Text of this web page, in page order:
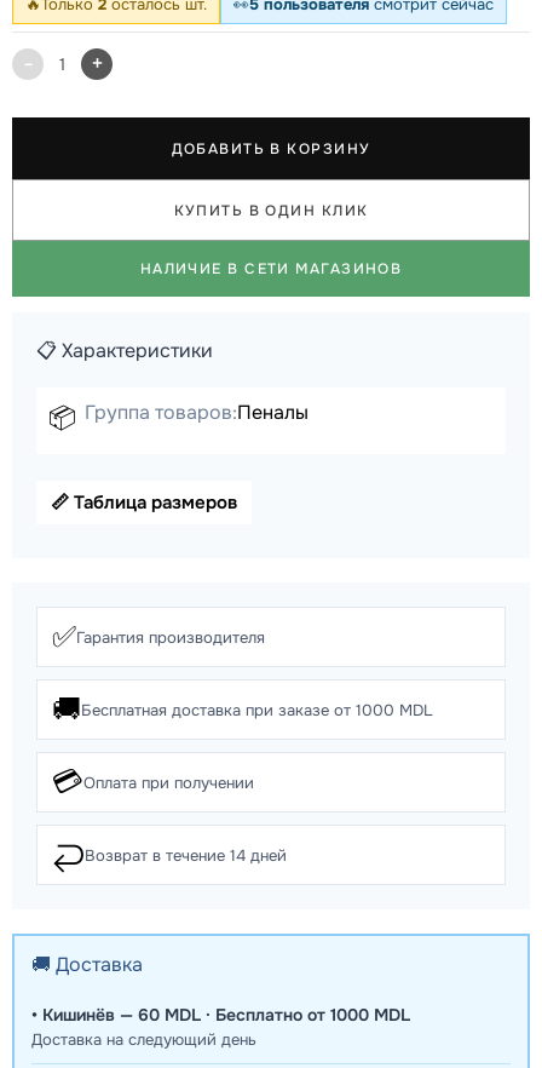
🔥Только 2 осталось шт. 👀5 пользователя смотрит сейчас
- 1 +
ДОБАВИТЬ В КОРЗИНУ
КУПИТЬ В ОДИН КЛИК
НАЛИЧИЕ В СЕТИ МАГАЗИНОВ
📋 Характеристики
📦 Группа товаров:Пеналы
📏 Таблица размеров
✅Гарантия производителя
🚚Бесплатная доставка при заказе от 1000 MDL
💳Оплата при получении
↩️Возврат в течение 14 дней
🚚 Доставка
• Кишинёв — 60 MDL · Бесплатно от 1000 MDL
Доставка на следующий день